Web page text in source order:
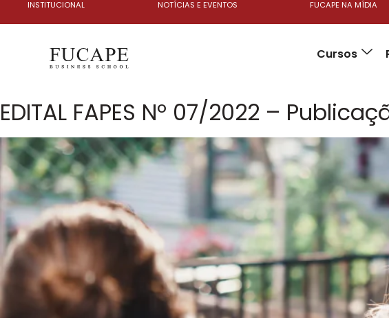
INSTITUCIONAL NOTÍCIAS E EVENTOS FUCAPE NA MÍDIA
Cursos
EDITAL FAPES Nº 07/2022 –